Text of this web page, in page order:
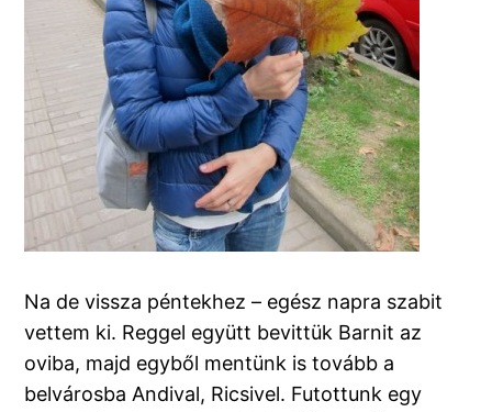
Na de vissza péntekhez – egész napra szabit
vettem ki. Reggel együtt bevittük Barnit az
oviba, majd egyből mentünk is tovább a
belvárosba Andival, Ricsivel. Futottunk egy